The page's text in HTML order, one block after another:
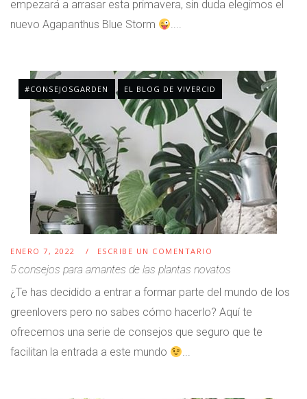
empezará a arrasar esta primavera, sin duda elegimos el
nuevo Agapanthus Blue Storm
....
#CONSEJOSGARDEN EL BLOG DE VIVERCID
ENERO 7, 2022 ESCRIBE UN COMENTARIO
5 consejos para amantes de las plantas novatos
¿Te has decidido a entrar a formar parte del mundo de los
greenlovers pero no sabes cómo hacerlo? Aquí te
ofrecemos una serie de consejos que seguro que te
facilitan la entrada a este mundo
...